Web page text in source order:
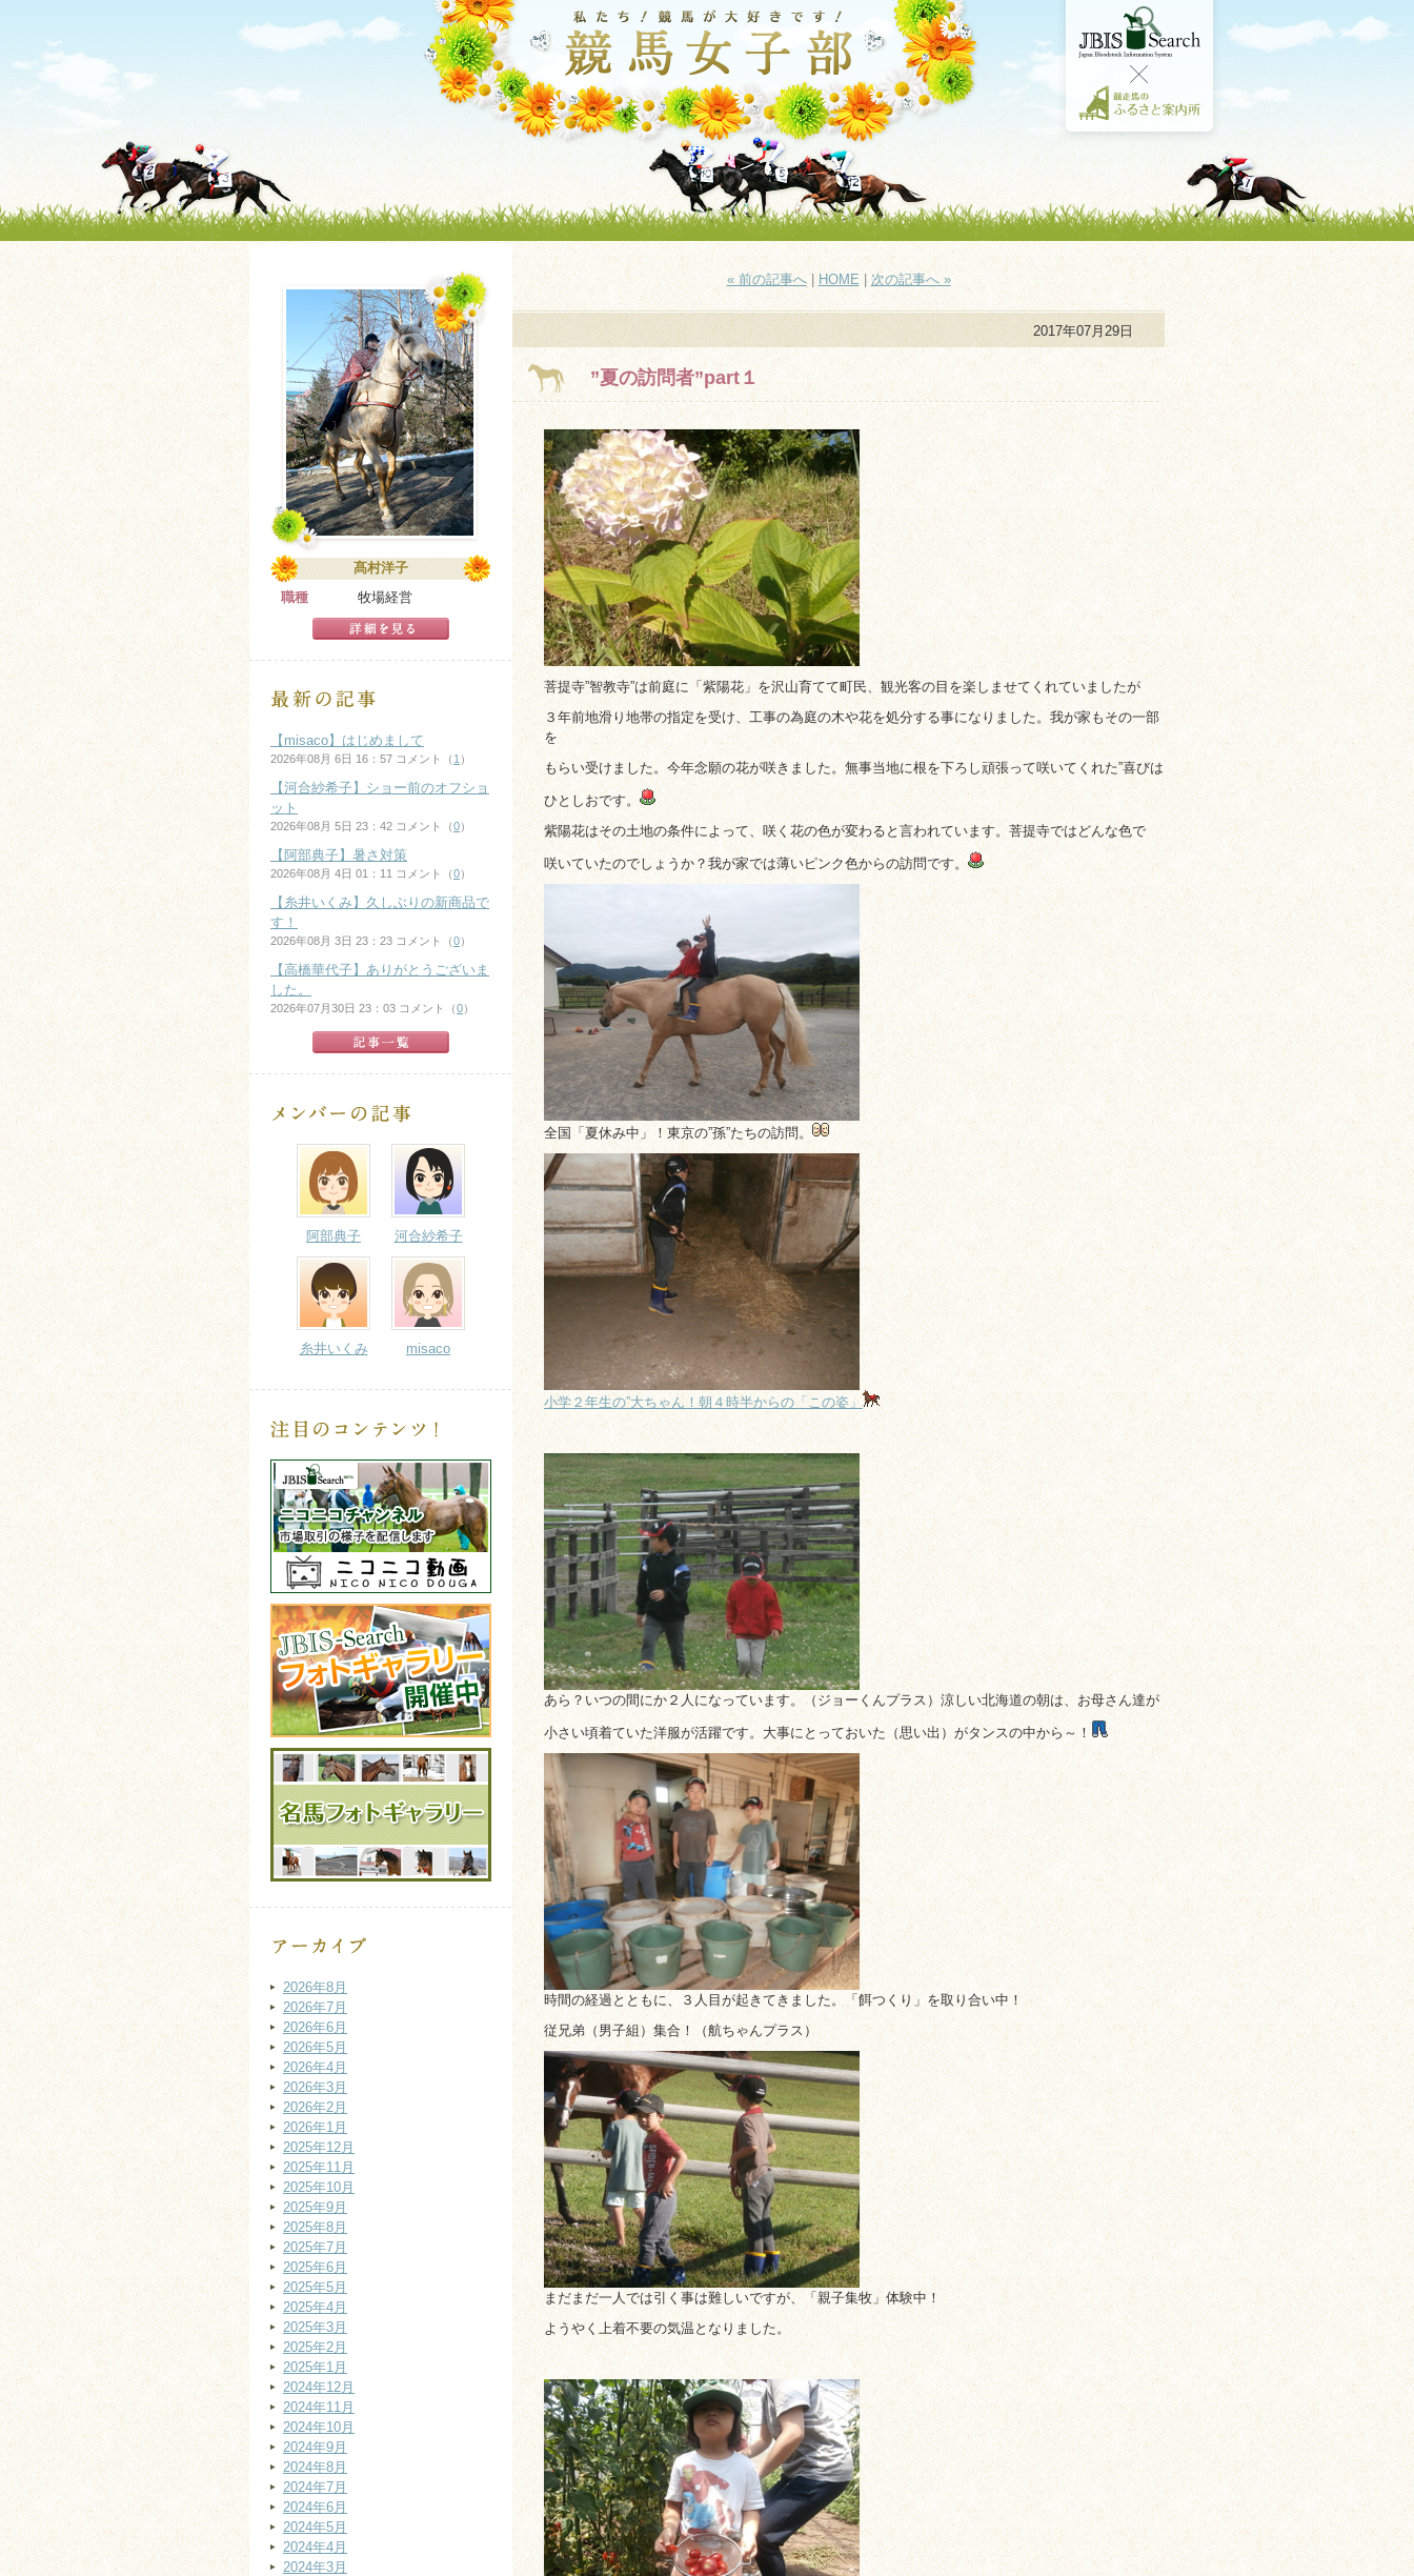
« 前の記事へ| HOME| 次の記事へ »
2017年07月29日
”夏の訪問者”part１
菩提寺”智教寺”は前庭に「紫陽花」を沢山育てて町民、観光客の目を楽しませてくれていましたが
３年前地滑り地帯の指定を受け、工事の為庭の木や花を処分する事になりました。我が家もその一部
を
もらい受けました。今年念願の花が咲きました。無事当地に根を下ろし頑張って咲いてくれた”喜びは
ひとしおです。
紫陽花はその土地の条件によって、咲く花の色が変わると言われています。菩提寺ではどんな色で
咲いていたのでしょうか？我が家では薄いピンク色からの訪問です。
全国「夏休み中」！東京の”孫”たちの訪問。
小学２年生の”大ちゃん！朝４時半からの「この姿」
あら？いつの間にか２人になっています。（ジョーくんプラス）涼しい北海道の朝は、お母さん達が
小さい頃着ていた洋服が活躍です。大事にとっておいた（思い出）がタンスの中から～！
時間の経過とともに、３人目が起きてきました。「餌つくり」を取り合い中！
従兄弟（男子組）集合！（航ちゃんプラス）
まだまだ一人では引く事は難しいですが、「親子集牧」体験中！
ようやく上着不要の気温となりました。
髙村洋子
職種
牧場経営
【misaco】はじめまして
2026年08月 6日 16：57 コメント（ 1 ）
【河合紗希子】ショー前のオフショ
ット
2026年08月 5日 23：42 コメント（0）
【阿部典子】暑さ対策
2026年08月 4日 01：11 コメント（0）
【糸井いくみ】久しぶりの新商品で
す！
2026年08月 3日 23：23 コメント（0）
【高橋華代子】ありがとうございま
した。
2026年07月30日 23：03 コメント（0）
阿部典子 河合紗希子
糸井いくみ misaco
2026年8月
2026年7月
2026年6月
2026年5月
2026年4月
2026年3月
2026年2月
2026年1月
2025年12月
2025年11月
2025年10月
2025年9月
2025年8月
2025年7月
2025年6月
2025年5月
2025年4月
2025年3月
2025年2月
2025年1月
2024年12月
2024年11月
2024年10月
2024年9月
2024年8月
2024年7月
2024年6月
2024年5月
2024年4月
2024年3月